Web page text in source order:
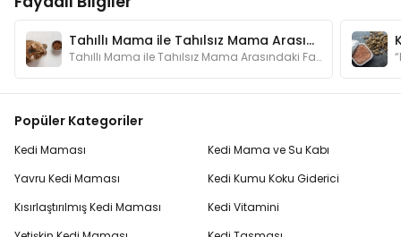
Tahıllı Mama ile Tahılsız Mama Arasındaki Fark Nedir?
Tahıllı Mama ile Tahılsız Mama Arasındaki Fark Nedir?
Popüler Kategoriler
Kedi Maması
Yavru Kedi Maması
Kısırlaştırılmış Kedi Maması
Kedi Mama ve Su Kabı
Kedi Kumu Koku Giderici
Kedi Vitamini